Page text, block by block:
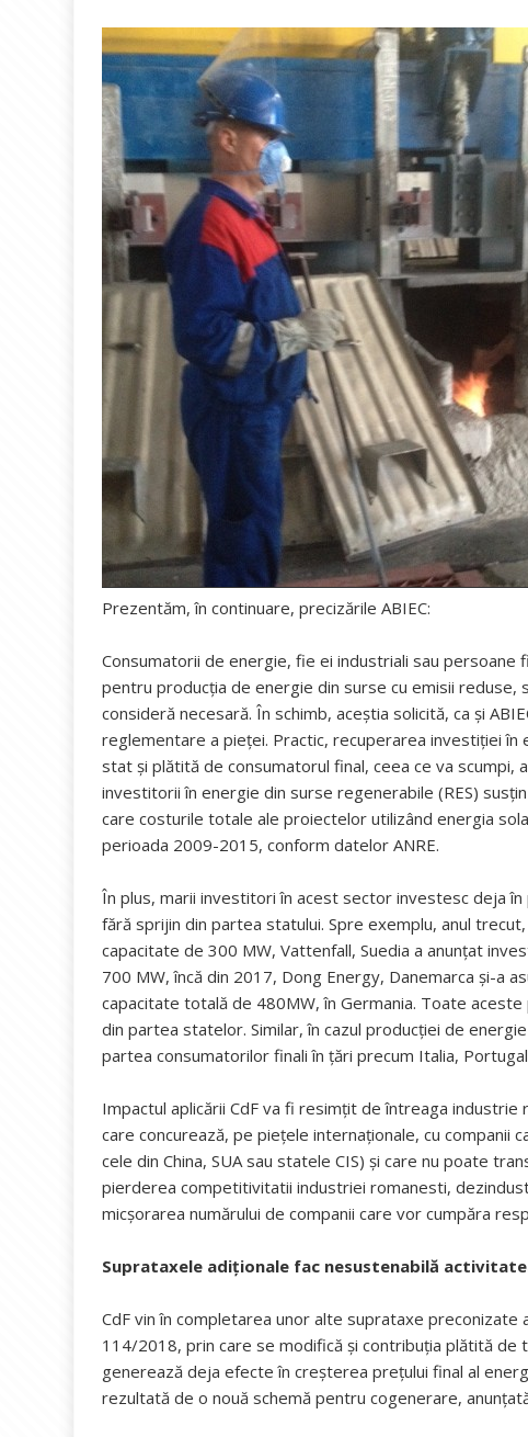
Prezentăm, în continuare, precizările ABIEC:
Consumatorii de energie, fie ei industriali sau persoane
pentru producția de energie din surse cu emisii reduse,
consideră necesară. În schimb, aceștia solicită, ca și
reglementare a pieței. Practic, recuperarea investiției
stat și plătită de consumatorul final, ceea ce va scumpi,
investitorii în energie din surse regenerabile (RES)
care costurile totale ale proiectelor utilizând energia
perioada 2009-2015, conform datelor ANRE.
În plus, marii investitori în acest sector investesc deja
fără sprijin din partea statului. Spre exemplu, anul
capacitate de 300 MW, Vattenfall, Suedia a anunțat
700 MW, încă din 2017, Dong Energy, Danemarca și-a
capacitate totală de 480MW, în Germania. Toate
din partea statelor. Similar, în cazul producției de
partea consumatorilor finali în țări precum Italia,
Impactul aplicării CdF va fi resimțit de întreaga
care concurează, pe piețele internaționale, cu companii
cele din China, SUA sau statele CIS) și care nu poate
pierderea competitivitatii industriei romanesti,
micșorarea numărului de companii care vor cumpăra
Suprataxele adiționale fac nesustenabilă
CdF vin în completarea unor alte suprataxe
114/2018, prin care se modifică și contribuția plătită de
generează deja efecte în creșterea prețului final al
rezultată de o nouă schemă pentru cogenerare,